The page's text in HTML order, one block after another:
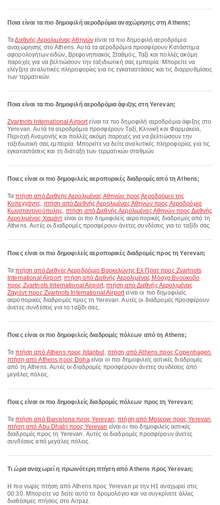
Ποια είναι τα πιο δημοφιλή αεροδρόμια αναχώρησης στη Athens;
ΤαΔιεθνής Αερολιμένας Αθηνών είναι τα πιο δημοφιλή αεροδρόμια
αναχώρησης στο Athens. Αυτά τα αεροδρόμια προσφέρουν Κατάστημα
αφορολογήτων ειδών, Βρεφονηπιακός Σταθμός, Ταξί και πολλές ακόμη
παροχές για να βελτιώσουν την ταξιδιωτική σας εμπειρία. Μπορείτε να
ελέγξετε αναλυτικές πληροφορίες για τις εγκαταστάσεις και τις διαρρυθμίσεις
των τερματικών.
Ποια είναι τα πιο δημοφιλή αεροδρόμια άφιξης στη Yerevan;
Zvartnots International Airportείναι τα πιο δημοφιλή αεροδρόμια άφιξης στο
Yerevan. Αυτά τα αεροδρόμια προσφέρουν Ταξί, Κλινική και Φαρμακεία,
Περιοχή Αναμονής και πολλές ακόμη παροχές για να βελτιώσουν την
ταξιδιωτική σας εμπειρία. Μπορείτε να δείτε αναλυτικές πληροφορίες για τις
εγκαταστάσεις και τη διάταξη των τερματικών σταθμών.
Ποιες είναι οι πιο δημοφιλείς αεροπορικές διαδρομές από τη Athens;
Ταπτήση από Διεθνής Αερολιμένας Αθηνών προς Αεροδρόμιο της
Κοπεγχάγης, πτήση από Διεθνής Αερολιμένας Αθηνών προς Αεροδρόμιο
Κωνσταντινούπολης, πτήση από Διεθνής Αερολιμένας Αθηνών προς Διεθνής
Αερολιμένας Χαμάντ είναι οι πιο δημοφιλείς αεροπορικές διαδρομές από τη
Athens. Αυτές οι διαδρομές προσφέρουν άνετες συνδέσεις για το ταξίδι σας.
Ποιες είναι οι πιο δημοφιλείς αεροπορικές διαδρομές προς τη Yerevan;
Ταπτήση από Διεθνές Αεροδρόμιο Βαρκελώνης Ελ Πρατ προς Zvartnots
International Airport,πτήση από Διεθνής Αερολιμένας Μόσχα Βνούκοβο
προς Zvartnots International Airport,πτήση από Διεθνής Αερολιμένας
Ζαγιέντ προς Zvartnots International Airportείναι οι πιο δημοφιλείς
αεροπορικές διαδρομές προς τη Yerevan. Αυτές οι διαδρομές προσφέρουν
άνετες συνδέσεις για το ταξίδι σας.
Ποιες είναι οι πιο δημοφιλείς διαδρομές πόλεων από τη Athens;
Ταπτήση από Athens προς Istanbul , πτήση από Athens προς Copenhagen,
πτήση από Athens προς Dohaείναι οι πιο δημοφιλείς αστικές διαδρομές
από τη Athens. Αυτές οι διαδρομές προσφέρουν άνετες συνδέσεις από
μεγάλες πόλεις.
Ποιες είναι οι πιο δημοφιλείς διαδρομές πόλεων προς τη Yerevan;
Ταπτήση από Barcelona προς Yerevan,πτήση από Moscow προς Yerevan,
πτήση από Abu Dhabi προς Yerevan είναι οι πιο δημοφιλείς αστικές
διαδρομές προς τη Yerevan. Αυτές οι διαδρομές προσφέρουν άνετες
συνδέσεις από μεγάλες πόλεις.
Τι ώρα αναχωρεί η πρωινότερη πτήση από Athens προς Yerevan;
Η πιο νωρίς πτήση από Athens προς Yerevan με την H1 αναχωρεί στις
00:30. Μπορείτε να δείτε αυτό το δρομολόγιο και να συγκρίνετε άλλες
διαθέσιμες πτήσεις στο Airpaz.